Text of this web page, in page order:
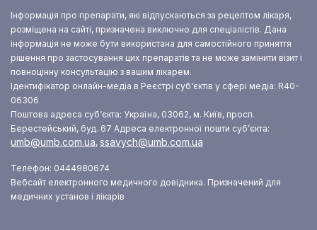
Інформація про препарати, які відпускаються за рецептом лікаря,
розміщена на сайті, призначена виключно для спеціалістів. Дана
інформація не може бути використана для самостійного приняття
рішення про застосування цих препаратів та не може замінити візит і
повноцінну консультацію з вашим лікарем.
Ідентифікатор онлайн-медіа в Реєстрі суб‘єктів у сфері медіа: R40-
06306
Поштова адреса суб‘єкта: Україна, 03062, м. Київ, просп.
Берестейський, буд. 67 Адреса електронної пошти суб’єкта:
umb@umb.com.ua, ssavych@umb.com.ua
Телефон: 0444980674
Вебсайт електронного медичного довідника. Призначений для
медичних установ і лікарів